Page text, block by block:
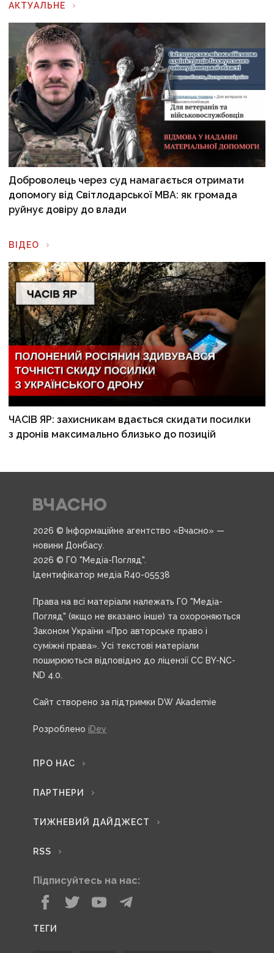
АКТУАЛЬНЕ
Доброволець через суд намагається отримати
допомогу від Світлодарської МВА: як громада
руйнує довіру до влади
ВІДЕО
ЧАСІВ ЯР: захисникам вдається скидати посилки
з дронів максимально близько до позицій
2026 © Інформаційне агентство «Вчасно» —
новини Донбасу.
2026 © ГО "Медіа-Погляд".
Ідентифікатор медіа R40-05538
Права на всі матеріали належать ГО "Медіа-
Погляд" (якщо не вказано інше) та охороняються
Законом України «Про авторське право і
суміжні права». Усі текстові матеріали
поширюються відповідно до ліцензії CC BY-NC-
ND 4.0.
Сайт створено за підтримки DW Akademie
Розроблено iDev
ПРО НАС
ПАРТНЕРИ
ТИЖНЕВИЙ ДАЙДЖЕСТ
RSS
Підписуйтесь на нас:
ТЕГИ